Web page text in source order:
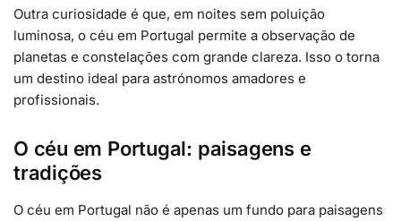
Outra curiosidade é que, em noites sem poluição
luminosa, o céu em Portugal permite a observação de
planetas e constelações com grande clareza. Isso o torna
um destino ideal para astrónomos amadores e
profissionais.
O céu em Portugal: paisagens e
tradições
O céu em Portugal não é apenas um fundo para paisagens